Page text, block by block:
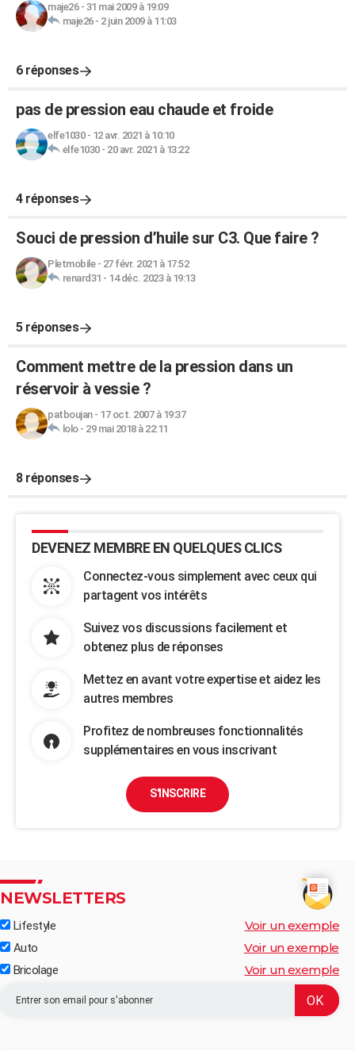
maje26- 31 mai 2009 à 19:09
maje26- 2 juin 2009 à 11:03
6 réponses
pas de pression eau chaude et froide
elfe1030- 12 avr. 2021 à 10:10
elfe1030- 20 avr. 2021 à 13:22
4 réponses
Souci de pression d’huile sur C3. Que faire ?
Pletmobile- 27 févr. 2021 à 17:52
renard31 - 14 déc. 2023 à 19:13
5 réponses
Comment mettre de la pression dans un
réservoir à vessie ?
patboujan- 17 oct. 2007 à 19:37
lolo- 29 mai 2018 à 22:11
8 réponses
DEVENEZ MEMBRE EN QUELQUES CLICS
Connectez-vous simplement avec ceux qui
partagent vos intérêts
Suivez vos discussions facilement et
obtenez plus de réponses
Mettez en avant votre expertise et aidez les
autres membres
Profitez de nombreuses fonctionnalités
supplémentaires en vous inscrivant
S'INSCRIRE
NEWSLETTERS
Lifestyle Voir un exemple
Auto Voir un exemple
Bricolage Voir un exemple